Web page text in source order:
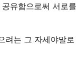
유함으로써 서로를
려는 그 자세야말로